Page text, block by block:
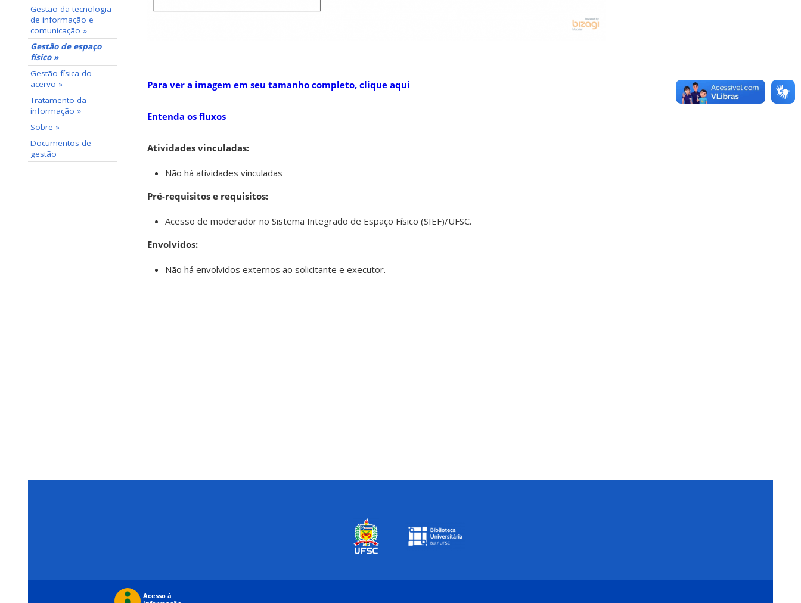
Gestão da tecnologia
de informação e
comunicação »
Gestão de espaço
físico »
Gestão física do
acervo »
Tratamento da
informação »
Sobre »
Documentos de
gestão
Para ver a imagem em seu tamanho completo, clique aqui
Entenda os fluxos
Atividades vinculadas:
Não há atividades vinculadas
Pré-requisitos e requisitos:
Acesso de moderador no Sistema Integrado de Espaço Físico (SIEF)/UFSC.
Envolvidos:
Não há envolvidos externos ao solicitante e executor.